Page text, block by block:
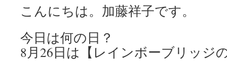
こんにちは。加藤祥子です。
今日は何の日？
8月26日は【レインボーブリッジ